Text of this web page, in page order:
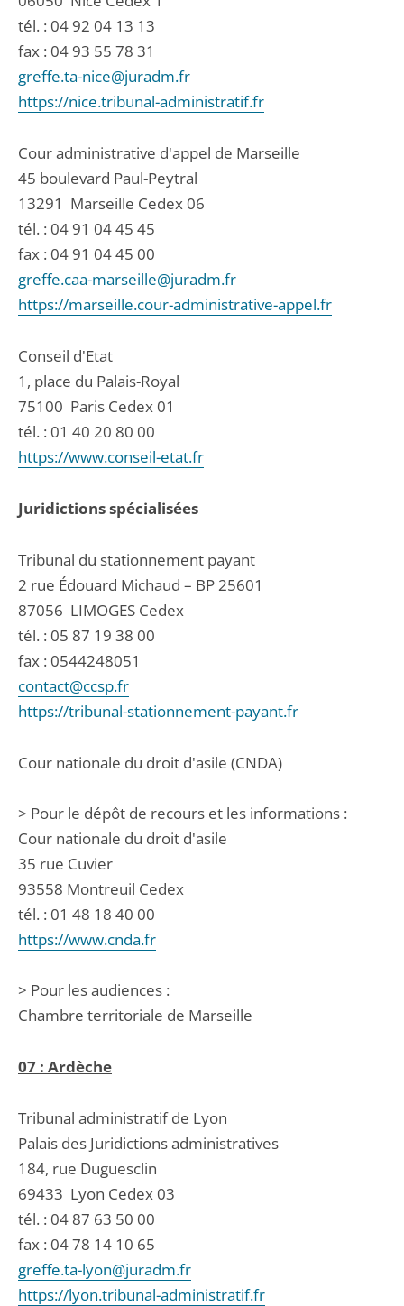
tél. : 04 92 04 13 13
fax : 04 93 55 78 31
greffe.ta-nice@juradm.fr
https://nice.tribunal-administratif.fr
Cour administrative d'appel de Marseille
45 boulevard Paul-Peytral
13291 Marseille Cedex 06
tél. : 04 91 04 45 45
fax : 04 91 04 45 00
greffe.caa-marseille@juradm.fr
https://marseille.cour-administrative-appel.fr
Conseil d'Etat
1, place du Palais-Royal
75100 Paris Cedex 01
tél. : 01 40 20 80 00
https://www.conseil-etat.fr
Juridictions spécialisées
Tribunal du stationnement payant
2 rue Édouard Michaud – BP 25601
87056 LIMOGES Cedex
tél. : 05 87 19 38 00
fax : 0544248051
contact@ccsp.fr
https://tribunal-stationnement-payant.fr
Cour nationale du droit d'asile (CNDA)
> Pour le dépôt de recours et les informations :
Cour nationale du droit d'asile
35 rue Cuvier
93558 Montreuil Cedex
tél. : 01 48 18 40 00
https://www.cnda.fr
> Pour les audiences :
Chambre territoriale de Marseille
07 : Ardèche
Tribunal administratif de Lyon
Palais des Juridictions administratives
184, rue Duguesclin
69433 Lyon Cedex 03
tél. : 04 87 63 50 00
fax : 04 78 14 10 65
greffe.ta-lyon@juradm.fr
https://lyon.tribunal-administratif.fr